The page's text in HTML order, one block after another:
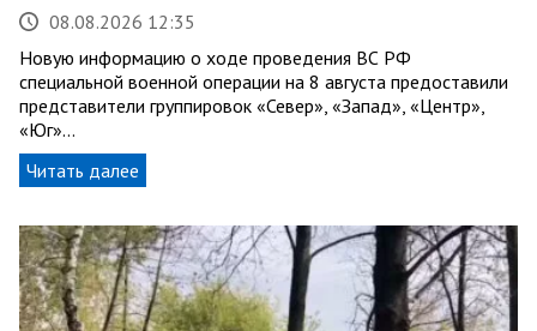
08.08.2026 12:35
Новую информацию о ходе проведения ВС РФ
специальной военной операции на 8 августа предоставили
представители группировок «Север», «Запад», «Центр»,
«Юг»…
Читать далее